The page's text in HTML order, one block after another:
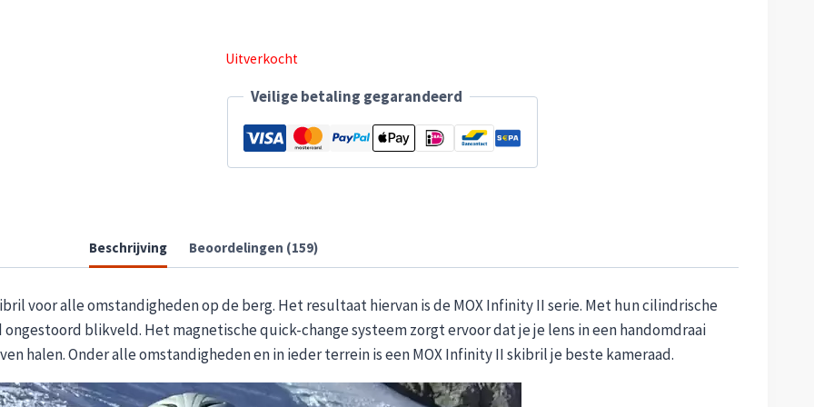
Uitverkocht
Veilige betaling gegarandeerd
Beschrijving Beoordelingen (159)
voor alle omstandigheden op de berg. Het resultaat hiervan is de MOX Infinity II serie. Met hun cilindrische
blikveld. Het magnetische quick-change systeem zorgt ervoor dat je je lens in een handomdraai
halen. Onder alle omstandigheden en in ieder terrein is een MOX Infinity II skibril je beste kameraad.